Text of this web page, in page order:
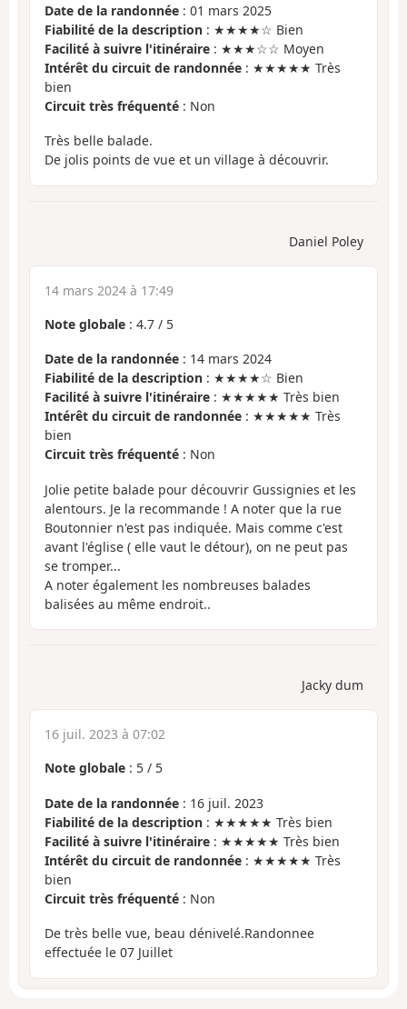
Date de la randonnée : 01 mars 2025
Fiabilité de la description : ★★★★☆ Bien
Facilité à suivre l'itinéraire : ★★★☆☆ Moyen
Intérêt du circuit de randonnée : ★★★★★ Très
bien
Circuit très fréquenté : Non
Très belle balade.
De jolis points de vue et un village à découvrir.
Daniel Poley
14 mars 2024 à 17:49
Note globale : 4.7 / 5
Date de la randonnée : 14 mars 2024
Fiabilité de la description : ★★★★☆ Bien
Facilité à suivre l'itinéraire : ★★★★★ Très bien
Intérêt du circuit de randonnée : ★★★★★ Très
bien
Circuit très fréquenté : Non
Jolie petite balade pour découvrir Gussignies et les
alentours. Je la recommande ! A noter que la rue
Boutonnier n'est pas indiquée. Mais comme c'est
avant l'église ( elle vaut le détour), on ne peut pas
se tromper...
A noter également les nombreuses balades
balisées au même endroit..
Jacky dum
16 juil. 2023 à 07:02
Note globale : 5 / 5
Date de la randonnée : 16 juil. 2023
Fiabilité de la description : ★★★★★ Très bien
Facilité à suivre l'itinéraire : ★★★★★ Très bien
Intérêt du circuit de randonnée : ★★★★★ Très
bien
Circuit très fréquenté : Non
De très belle vue, beau dénivelé.Randonnee
effectuée le 07 Juillet